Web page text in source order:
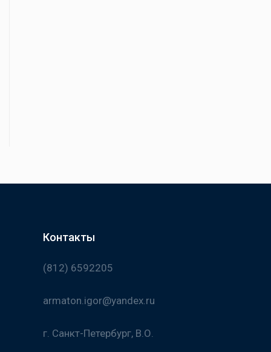
Контакты
(812) 6592205
armaton.igor@yandex.ru
г. Санкт-Петербург, В.О.